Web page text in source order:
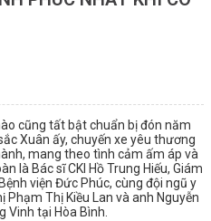
cũng tất bật chuẩn bị đón năm
Xuân ấy, chuyến xe yêu thương
mang theo tình cảm ấm áp và
là Bác sĩ CKI Hồ Trung Hiếu, Giám
viện Đức Phúc, cùng đội ngũ y
Phạm Thị Kiều Lan và anh Nguyễn
Vinh tại Hòa Bình.